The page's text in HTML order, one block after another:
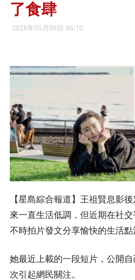
了食肆
2026年05月09日 06:10
【星島綜合報道】王祖賢息影
來一直生活低調，但近期在社交
不時拍片發文分享愉快的生活點
她最近上載的一段短片，公開
次引起網民關注。